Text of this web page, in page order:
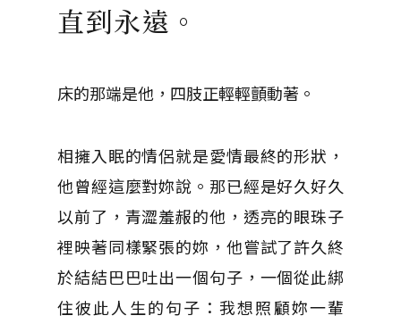
直到永遠。
床的那端是他，四肢正輕輕顫動著。
相擁入眠的情侶就是愛情最終的形狀，
他曾經這麼對妳說。那已經是好久好久
以前了，青澀羞赧的他，透亮的眼珠子
裡映著同樣緊張的妳，他嘗試了許久終
於結結巴巴吐出一個句子，一個從此綁
住彼此人生的句子：我想照顧妳一輩